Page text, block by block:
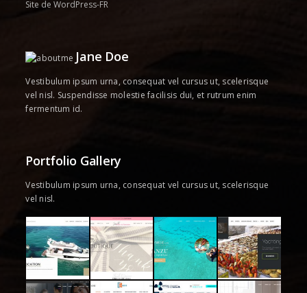
Site de WordPress-FR
Jane Doe
Vestibulum ipsum urna, consequat vel cursus ut, scelerisque
vel nisl. Suspendisse molestie facilisis dui, et rutrum enim
fermentum id.
Portfolio Gallery
Vestibulum ipsum urna, consequat vel cursus ut, scelerisque
vel nisl.